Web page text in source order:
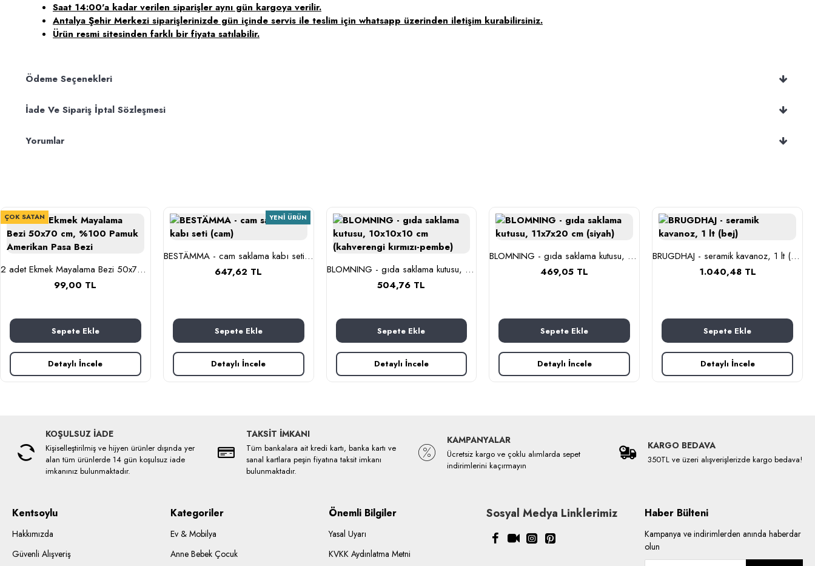
Saat 14:00'a kadar verilen siparişler aynı gün kargoya verilir.
Antalya Şehir Merkezi siparişlerinizde gün içinde servis ile teslim için whatsapp üzerinden iletişim kurabilirsiniz.
Ürün resmi sitesinden farklı bir fiyata satılabilir.
Ödeme Seçenekleri
İade Ve Sipariş İptal Sözleşmesi
Yorumlar
ÇOK SATAN
2 adet Ekmek Mayalama Bezi 50x70 cm, %100 Pamuk Amerikan Pasa Bezi
99,00 TL
Sepete Ekle
Detaylı İncele
YENI ÜRÜN
BESTÄMMA - cam saklama kabı seti (cam)
647,62 TL
Sepete Ekle
Detaylı İncele
BLOMNING - gıda saklama kutusu, 10x10x10 cm (kahverengi kırmızı-pembe)
504,76 TL
Sepete Ekle
Detaylı İncele
BLOMNING - gıda saklama kutusu, 11x7x20 cm (siyah)
469,05 TL
Sepete Ekle
Detaylı İncele
BRUGDHAJ - seramik kavanoz, 1 lt (bej)
1.040,48 TL
Sepete Ekle
Detaylı İncele
KOŞULSUZ İADE
Kişiselleştirilmiş ve hijyen ürünler dışında yer
alan tüm ürünlerde 14 gün koşulsuz iade
imkanınız bulunmaktadır.
TAKSİT İMKANI
Tüm bankalara ait kredi kartı, banka kartı ve
sanal kartlara peşin fiyatına taksit imkanı
bulunmaktadır.
KAMPANYALAR
Ücretsiz kargo ve çoklu alımlarda sepet
indirimlerini kaçırmayın
KARGO BEDAVA
350TL ve üzeri alışverişlerizde kargo bedava!
Kentsoylu
Hakkımızda
Güvenli Alışveriş
Kategoriler
Ev & Mobilya
Anne Bebek Çocuk
Önemli Bilgiler
Yasal Uyarı
KVKK Aydınlatma Metni
Sosyal Medya Linklerimiz Haber Bülteni
Kampanya ve indirimlerden anında haberdar
olun